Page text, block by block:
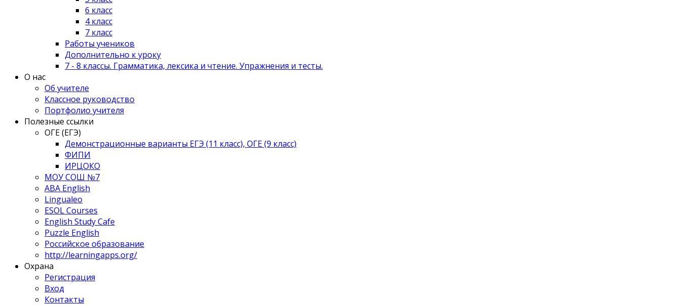
6 класс
4 класс
7 класс
Работы учеников
Дополнительно к уроку
7 - 8 классы. Грамматика, лексика и чтение. Упражнения и тесты.
О нас
Об учителе
Классное руководство
Портфолио учителя
Полезные ссылки
ОГЕ (ЕГЭ)
Демонстрационные варианты ЕГЭ (11 класс), ОГЕ (9 класс)
ФИПИ
ИРЦОКО
МОУ СОШ №7
ABA English
Lingualeo
ESOL Courses
English Study Cafe
Puzzle English
Российское образование
http://learningapps.org/
Охрана
Регистрация
Вход
Контакты